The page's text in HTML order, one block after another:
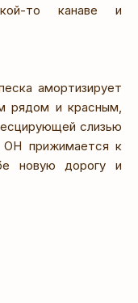
то канаве и
амортизирует
рядом и красным,
слизью
ОН прижимается к
новую дорогу и